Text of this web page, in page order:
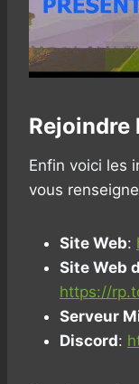
Rejoindre
Enfin voici les
vous
Site Web:
Site Web
https://
Serveur
Discord: